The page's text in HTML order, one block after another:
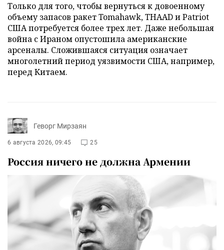
Только для того, чтобы вернуться к довоенному
объему запасов ракет Tomahawk, THAAD и Patriot
США потребуется более трех лет. Даже небольшая
война с Ираном опустошила американские
арсеналы. Сложившаяся ситуация означает
многолетний период уязвимости США, например,
перед Китаем.
Геворг Мирзаян
6 августа 2026, 09:45 25
Россия ничего не должна Армении